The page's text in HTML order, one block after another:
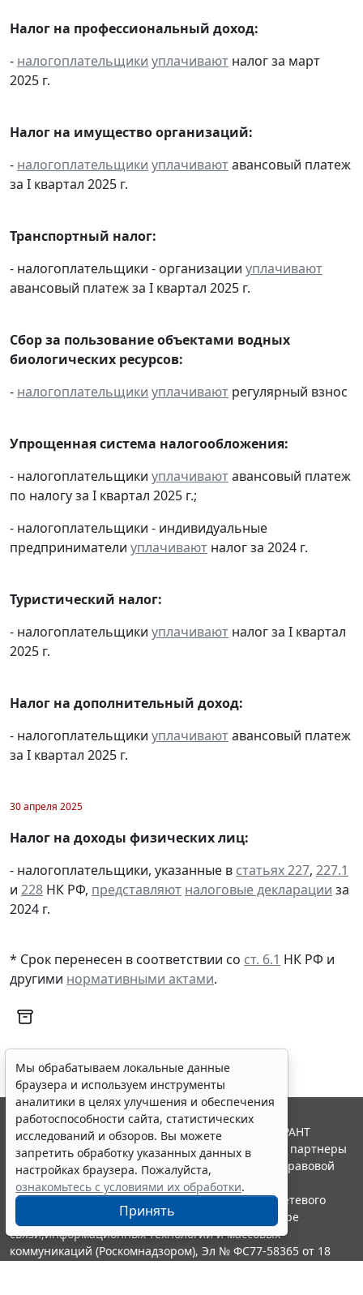
Налог на профессиональный доход:
- налогоплательщики уплачивают налог за март
2025 г.
Налог на имущество организаций:
- налогоплательщики уплачиваютавансовый платеж
за I квартал 2025 г.
Транспортный налог:
- налогоплательщики - организации уплачивают
авансовый платеж за I квартал 2025 г.
Сбор за пользование объектами водных
биологических ресурсов:
- налогоплательщики уплачивают регулярный взнос
Упрощенная система налогообложения:
- налогоплательщики уплачиваютавансовый платеж
по налогу за I квартал 2025 г.;
- налогоплательщики - индивидуальные
предприниматели уплачивают налог за 2024 г.
Туристический налог:
- налогоплательщики уплачивают налог за I квартал
2025 г.
Налог на дополнительный доход:
- налогоплательщики уплачиваютавансовый платеж
за I квартал 2025 г.
30 апреля 2025
Налог на доходы физических лиц:
- налогоплательщики, указанные в статьях 227, 227.1
и 228 НК РФ, представляют налоговые декларации за
2024 г.
* Срок перенесен в соответствии со ст. 6.1 НК РФ и
другими нормативными актами.
Мы обрабатываем локальные данные
браузера и используем инструменты
аналитики в целях улучшения и обеспечения
работоспособности сайта, статистических
исследований и обзоров. Вы можете
запретить обработку указанных данных в
настройках браузера. Пожалуйста,
ознакомьтесь с условиями их обработки.
Принять
© ООО "НПП "ГАРАНТ-СЕРВИС", 2026. Система ГАРАНТ
выпускается с 1990 года. Компания "Гарант" и ее партнеры
являются участниками Российской ассоциации правовой
информации ГАРАНТ.
Портал ГАРАНТ.РУ зарегистрирован в качестве сетевого
издания Федеральной службой по надзору в сфере
связи,информационных технологий и массовых
коммуникаций (Роскомнадзором), Эл № ФС77-58365 от 18